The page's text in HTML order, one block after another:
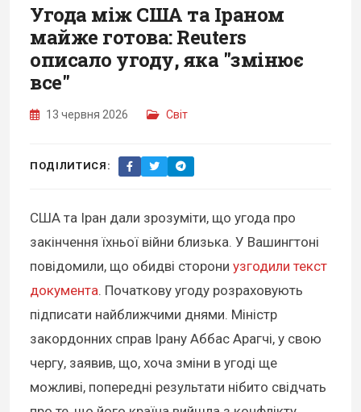
Угода між США та Іраном
майже готова: Reuters
описало угоду, яка "змінює
все"
13 червня 2026 Світ
ПОДІЛИТИСЯ:
США та Іран дали зрозуміти, що угода про
закінчення їхньої війни близька. У Вашингтоні
повідомили, що обидві сторони узгодили текст
документа. Початкову угоду розраховують
підписати найближчими днями. Міністр
закордонних справ Ірану Аббас Арагчі, у свою
чергу, заявив, що, хоча зміни в угоді ще
можливі, попередні результати нібито свідчать